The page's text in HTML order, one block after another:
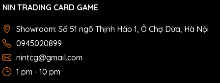
NIN TRADING CARD GAME
Showroom: Số 51 ngõ Thịnh Hào 1, Ô Chợ Dừa, Hà Nội
0945020899
nintcg@gmail.com
1 pm - 10 pm